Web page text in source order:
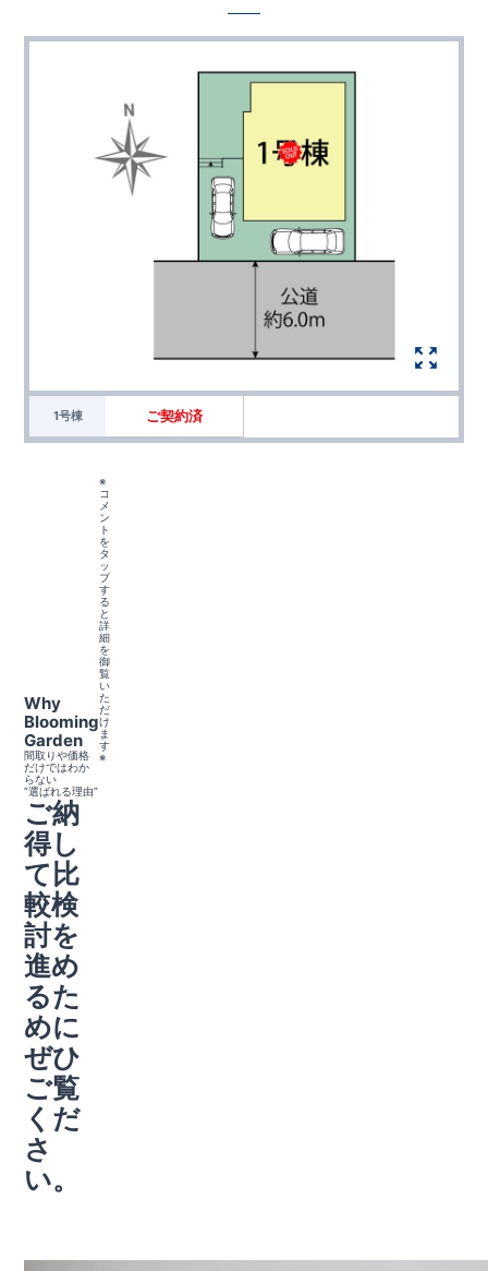
1号棟 ご契約済
Why
Blooming
Garden
間取りや価格
だけではわか
らない
“選ばれる理由”
ご納
得し
て比
較検
討を
進め
るた
めに
ぜひ
ご覧
くだ
さ
い。
※
コ
メ
ン
ト
を
タ
ッ
プ
す
る
と
詳
細
を
御
覧
い
た
だ
け
ま
す
※